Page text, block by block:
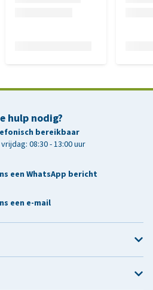
hulp nodig?
bereikbaar
08:30 - 13:00 uur
een WhatsApp bericht
een e-mail